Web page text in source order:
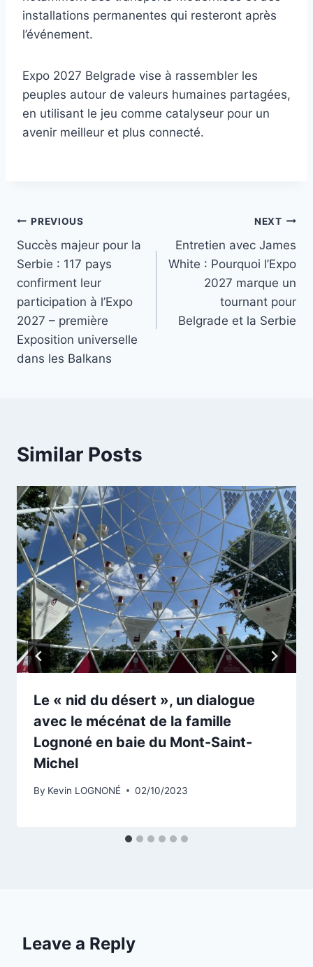
installations permanentes qui resteront après
l’événement.
Expo 2027 Belgrade vise à rassembler les
peuples autour de valeurs humaines partagées,
en utilisant le jeu comme catalyseur pour un
avenir meilleur et plus connecté.
Post
navigation
PREVIOUS
Succès majeur pour la
Serbie : 117 pays
confirment leur
participation à l’Expo
2027 – première
Exposition universelle
dans les Balkans
NEXT
Entretien avec James
White : Pourquoi l’Expo
2027 marque un
tournant pour
Belgrade et la Serbie
Similar Posts
Le « nid du désert », un dialogue
avec le mécénat de la famille
Lognoné en baie du Mont-Saint-
Michel
By Kevin LOGNONÉ 02/10/2023
Leave a Reply